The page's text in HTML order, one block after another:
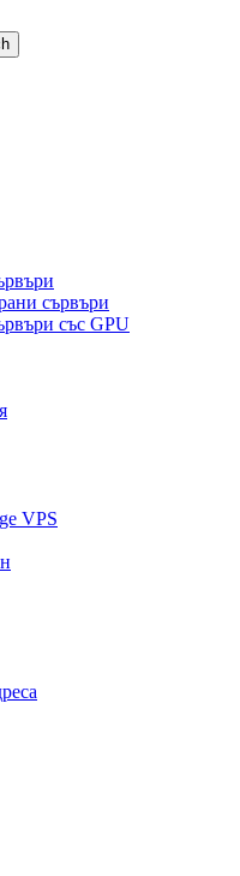
сървъри
със GPU
VPS